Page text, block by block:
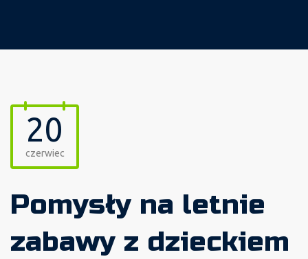
20
czerwiec
Pomysły na letnie
zabawy z dzieckiem